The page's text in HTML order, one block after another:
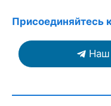
Присоединяйтесь
Наш